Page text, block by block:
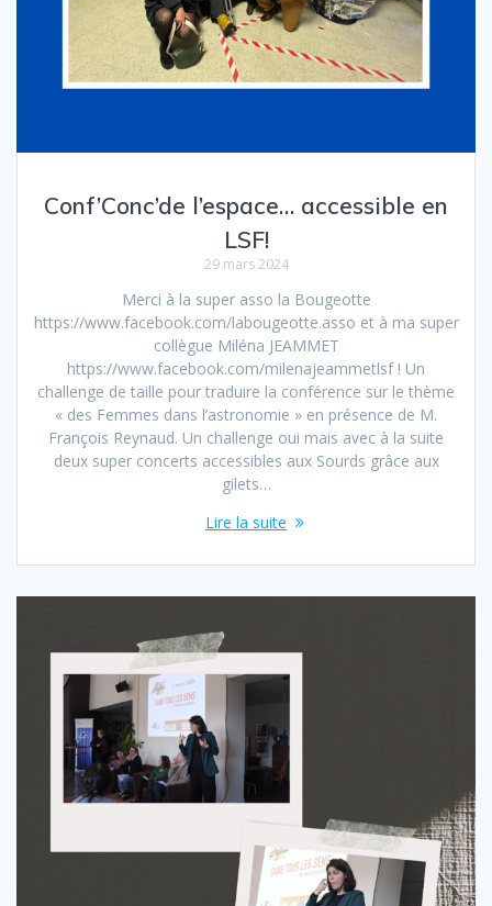
Conf’Conc’de l’espace… accessible en
LSF!
29 mars 2024
Merci à la super asso la Bougeotte
https://www.facebook.com/labougeotte.asso et à ma super
collègue Miléna JEAMMET
https://www.facebook.com/milenajeammetlsf ! Un
challenge de taille pour traduire la conférence sur le thème
« des Femmes dans l’astronomie » en présence de M.
François Reynaud. Un challenge oui mais avec à la suite
deux super concerts accessibles aux Sourds grâce aux
gilets…
Lire la suite